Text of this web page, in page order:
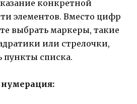
конкретной
элементов. Вместо цифр
выбрать маркеры, такие
или стрелочки,
пункты списка.